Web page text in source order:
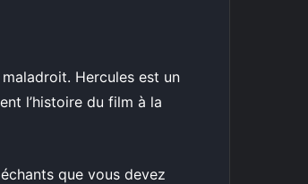
Hercules est un
l’histoire du film à la
que vous devez